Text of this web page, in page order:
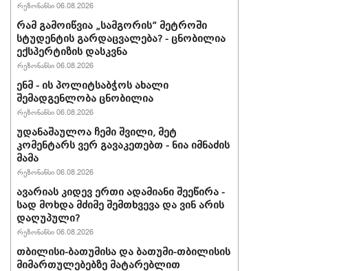
რეზონანსი 06.08.2026
რამ გამოიწვია „სამგორის” მეტროში
სტუდენტის გარდაცვალება? - ცნობილია
ექსპერტიზის დასკვნა
რეზონანსი 06.08.2026
ენმ - ის პოლიტსაბჭოს ახალი
შემადგენლობა ცნობილია
რეზონანსი 06.08.2026
უდანაშაულოა ჩემი შვილი, მეტ
კომენტარს ვერ გავაკეთებთ - ნია იმნაძის
მამა
რეზონანსი 06.08.2026
ავარიას კიდევ ერთი ადამიანი შეეწირა -
სად მოხდა მძიმე შემთხვევა და ვინ არის
დაღუპული?
რეზონანსი 06.08.2026
თბილისი-ბათუმისა და ბათუმი-თბილისის
მიმართულებებზე მატარებლით